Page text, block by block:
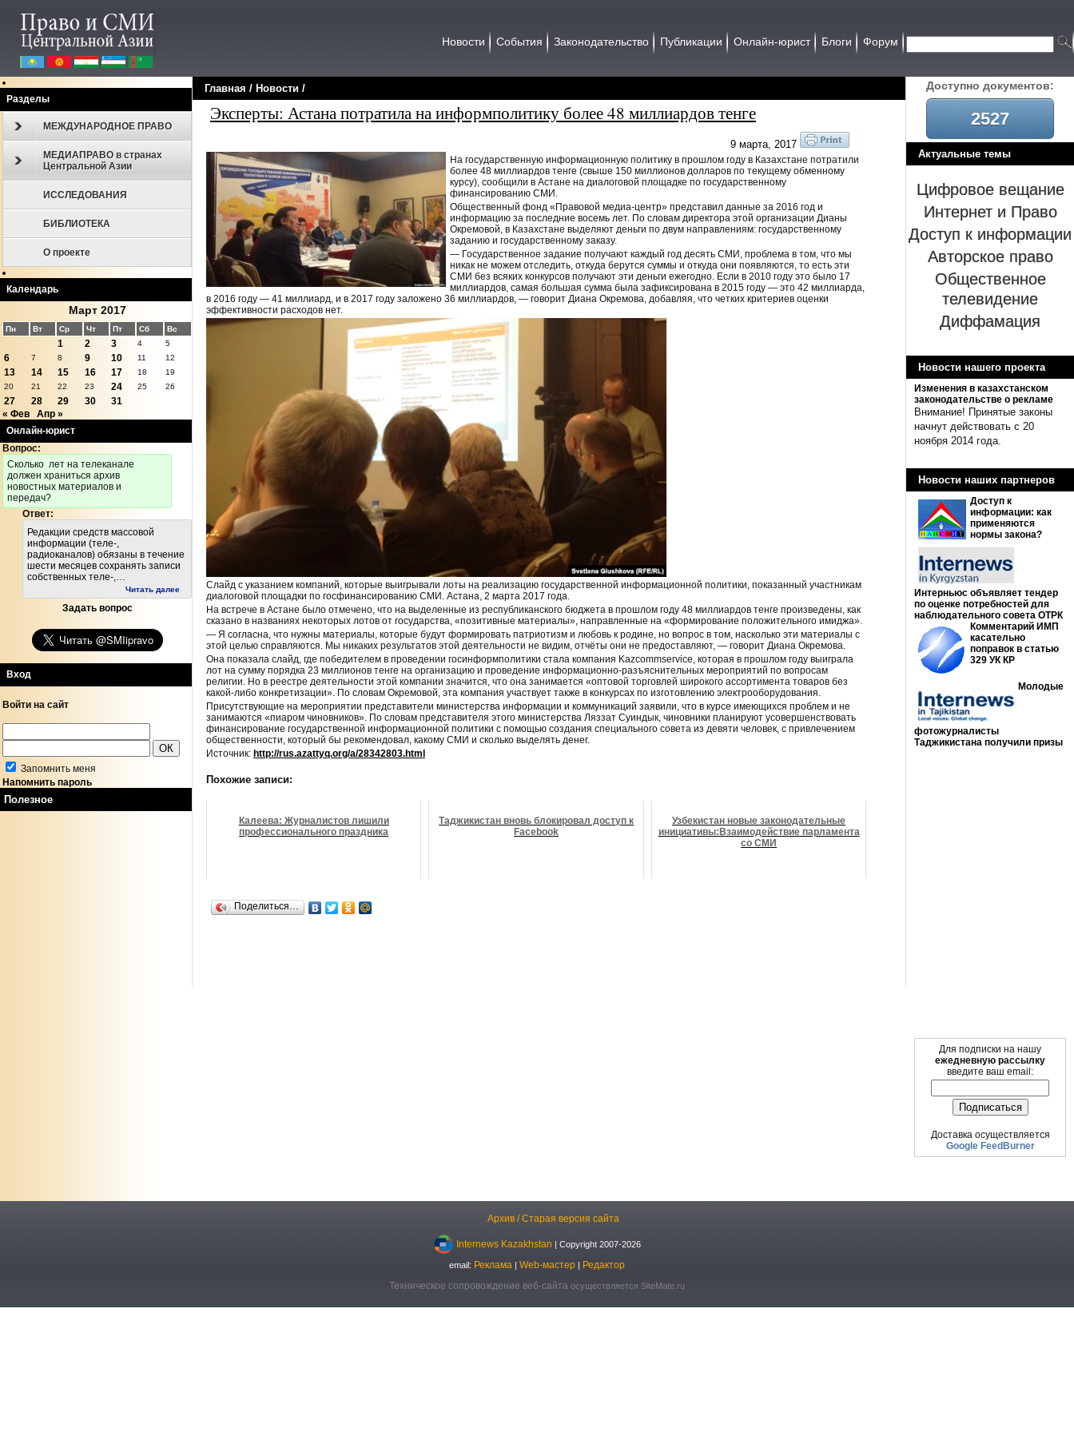
Новости События Законодательство Публикации Онлайн-юрист Блоги Форум
Доcтупно документов:
2527
Актуальные темы
Цифровое вещание
Интернет и Право
Доступ к информации
Авторское право
Общественное
телевидение
Диффамация
Новости нашего проекта
Изменения в казахстанском
законодательстве о рекламе
Внимание! Принятые законы
начнут действовать с 20
ноября 2014 года.
Новости наших партнеров
Доступ к
информации: как
применяются
нормы закона?
Интерньюс объявляет тендер
по оценке потребностей для
наблюдательного совета ОТРК
Комментарий ИМП
касательно
поправок в статью
329 УК КР
Молодые
фотожурналисты
Таджикистана получили призы
Для подписки на нашу
ежедневную рассылку
введите ваш email:
Доставка осуществляется
Google FeedBurner
Разделы
МЕЖДУНАРОДНОЕ ПРАВО
МЕДИАПРАВО в странах
Центральной Азии
ИССЛЕДОВАНИЯ
БИБЛИОТЕКА
О проекте
Календарь
Март 2017
Пн Вт Ср Чт Пт Сб Вс
1 2 3 4 5
6 7 8 9 10 11 12
13 14 15 16 17 18
19
20
21 22 23 24 25 26
27 28 29 30
31
« Фев
Апр »
Онлайн-юрист
Вопрос:
Cколько лет на телеканале
должен храниться архив
новостных материалов и
передач?
Ответ:
Редакции средств массовой
информации (теле-,
радиоканалов) обязаны в течение
шести месяцев сохранять записи
собственных теле-,…
Читать далее
Задать вопрос
Вход
Войти на сайт
Запомнить меня
Напомнить пароль
Полезное
Главная / Новости /
Эксперты: Астана потратила на информполитику более 48 миллиардов тенге
9 марта, 2017
На государственную информационную политику в прошлом году в Казахстане потратили
более 48 миллиардов тенге (свыше 150 миллионов долларов по текущему обменному
курсу), сообщили в Астане на диалоговой площадке по государственному
финансированию СМИ.
Общественный фонд «Правовой медиа-центр» представил данные за 2016 год и
информацию за последние восемь лет. По словам директора этой организации Дианы
Окремовой, в Казахстане выделяют деньги по двум направлениям: государственному
заданию и государственному заказу.
— Государственное задание получают каждый год десять СМИ, проблема в том, что мы
никак не можем отследить, откуда берутся суммы и откуда они появляются, то есть эти
СМИ без всяких конкурсов получают эти деньги ежегодно. Если в 2010 году это было 17
миллиардов, самая большая сумма была зафиксирована в 2015 году — это 42 миллиарда,
в 2016 году — 41 миллиард, и в 2017 году заложено 36 миллиардов, — говорит Диана Окремова, добавляя, что четких критериев оценки
эффективности расходов нет.
Слайд с указанием компаний, которые выигрывали лоты на реализацию государственной информационной политики, показанный участникам
диалоговой площадки по госфинансированию СМИ. Астана, 2 марта 2017 года.
На встрече в Астане было отмечено, что на выделенные из республиканского бюджета в прошлом году 48 миллиардов тенге произведены, как
сказано в названиях некоторых лотов от государства, «позитивные материалы», направленные на «формирование положительного имиджа».
— Я согласна, что нужны материалы, которые будут формировать патриотизм и любовь к родине, но вопрос в том, насколько эти материалы с
этой целью справляются. Мы никаких результатов этой деятельности не видим, отчёты они не предоставляют, — говорит Диана Окремова.
Она показала слайд, где победителем в проведении госинформполитики стала компания Kazcommservice, которая в прошлом году выиграла
лот на сумму порядка 23 миллионов тенге на организацию и проведение информационно-разъяснительных мероприятий по вопросам
религии. Но в реестре деятельности этой компании значится, что она занимается «оптовой торговлей широкого ассортимента товаров без
какой-либо конкретизации». По словам Окремовой, эта компания участвует также в конкурсах по изготовлению электрооборудования.
Присутствующие на мероприятии представители министерства информации и коммуникаций заявили, что в курсе имеющихся проблем и не
занимаются «пиаром чиновников». По словам представителя этого министерства Ляззат Суиндык, чиновники планируют усовершенствовать
финансирование государственной информационной политики с помощью создания специального совета из девяти человек, с привлечением
общественности, который бы рекомендовал, какому СМИ и сколько выделять денег.
Источник: http://rus.azattyq.org/a/28342803.html
Похожие записи:
Калеева: Журналистов лишили
профессионального праздника
Таджикистан вновь блокировал доступ к
Facebook
Узбекистан новые законодательные
инициативы:Взаимодействие парламента
со СМИ
Поделиться…
Архив / Старая версия сайта
Internews Kazakhstan | Copyright 2007-2026
email: Реклама | Web-мастер | Редактор
Техническое сопровождение веб-сайта осуществляется SiteMate.ru